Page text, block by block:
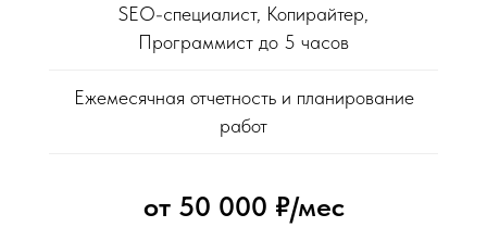
SEO-специалист, Копирайтер,
Программист до 5 часов
Ежемесячная отчетность и планирование
работ
от 50 000 ₽/мес